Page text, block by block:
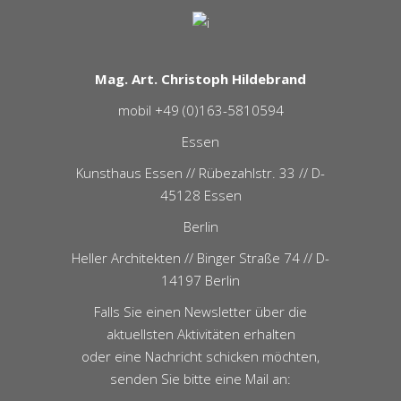
Mag. Art. Christoph Hildebrand
mobil +49 (0)163-5810594
Essen
Kunsthaus Essen // Rübezahlstr. 33 // D-
45128 Essen
Berlin
Heller Architekten // Binger Straße 74 // D-
14197 Berlin
Falls Sie einen Newsletter über die
aktuellsten Aktivitäten erhalten
oder eine Nachricht schicken möchten,
senden Sie bitte eine Mail an: